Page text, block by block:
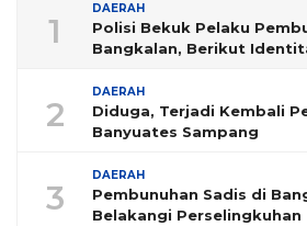
1
DAERAH
Polisi Bekuk Pelaku
Bangkalan, Berikut
2
DAERAH
Diduga, Terjadi Kembali
Banyuates Sampang
3
DAERAH
Pembunuhan Sadis di
Belakangi Perselingkuhan